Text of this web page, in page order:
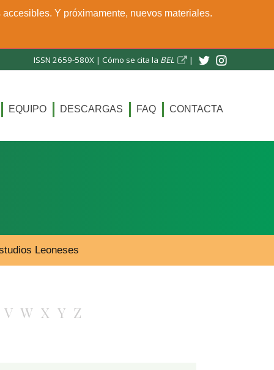
ISSN 2659-580X | Cómo se cita la BEL |
EQUIPO DESCARGAS FAQ CONTACTA
Leoneses
V W X Y Z
Y próximamente, nuevos materiales.